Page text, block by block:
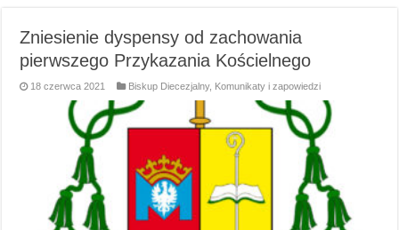
Zniesienie dyspensy od zachowania
pierwszego Przykazania Kościelnego
18 czerwca 2021 Biskup Diecezjalny, Komunikaty i zapowiedzi